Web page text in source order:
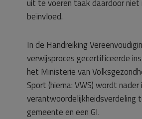
uit te voeren taak daardoor
beïnvloed.
In de Handreiking
verwijsproces gecertificeerde
het Ministerie van
Sport (hierna: VWS) wordt
verantwoordelijkheidsverdeling
gemeente en een GI.